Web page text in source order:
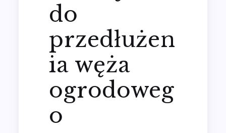
do
przedłużen
ia węża
ogrodoweg
o